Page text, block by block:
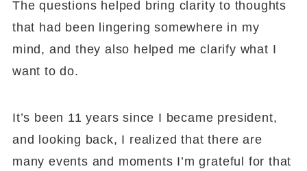
The questions helped bring clarity to thoughts
that had been lingering somewhere in my
mind, and they also helped me clarify what I
want to do.
It’s been 11 years since I became president,
and looking back, I realized that there are
many events and moments I’m grateful for that